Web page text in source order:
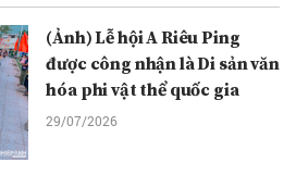
(Ảnh) Lễ hội A Riêu Ping
được công nhận là Di sản văn
hóa phi vật thể quốc gia
29/07/2026